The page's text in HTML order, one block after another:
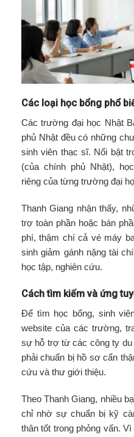
Các loại học bổng phổ
Các trường đại học Nhật
phủ Nhật đều có những
sinh viên thạc sĩ. Nổi bật
(của chính phủ Nhật),
riêng của từng trường đại
Thanh Giang nhận thấy,
trợ toàn phần hoặc bán
phí, thậm chí cả vé máy
sinh giảm gánh nặng tài
học tập, nghiên cứu.
Cách tìm kiếm và ứng
Để tìm học bổng, sinh
website của các trường,
sự hỗ trợ từ các công ty
phải chuẩn bị hồ sơ cẩn
cứu và thư giới thiệu.
Theo Thanh Giang, nhiều
chỉ nhờ sự chuẩn bị kỹ
thân tốt trong phỏng vấn.